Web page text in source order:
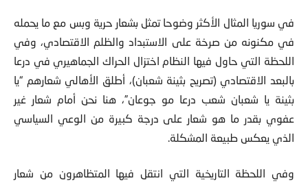
في سوريا المثال الأكثر وضوحا تمثل بشعار حرية وبس مع ما يحمله
في مكنونه من صرخة على الاستبداد والظلم الاقتصادي، وفي
اللحظة التي حاول فيها النظام اختزال الحراك الجماهيري في درعا
بالبعد الاقتصادي (تصريح بثينة شعبان)، أطلق الأهالي شعارهم “يا
بثينة يا شعبان شعب درعا مو جوعان”، هنا نحن أمام شعار غير
عفوي بقدر ما هو شعار على درجة كبيرة من الوعي السياسي
الذي يعكس طبيعة المشكلة.
وفي اللحظة التاريخية التي انتقل فيها المتظاهرون من شعار